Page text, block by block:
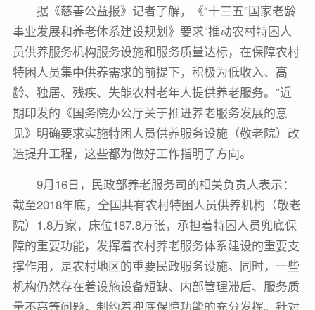
据《慈善公益报》记者了解，《“十三五”国家老龄
事业发展和养老体系建设规划》要求“推动农村特困人
员供养服务机构服务设施和服务质量达标，在保障农村
特困人员集中供养需求的前提下，积极为低收入、高
龄、独居、残疾、失能农村老年人提供养老服务。”近
期印发的《国务院办公厅关于推进养老服务发展的意
见》明确要求实施特困人员供养服务设施（敬老院）改
造提升工程，这些都为做好工作指明了方向。
9月16日，民政部养老服务司的相关负责人表示：
截至2018年底，全国共有农村特困人员供养机构（敬老
院）1.8万家，床位187.8万张，承担着特困人员兜底保
障的重要功能，发挥着农村养老服务体系建设的重要支
撑作用，是农村地区的重要民政服务设施。同时，一些
机构仍然存在着设施设备短缺、内部管理滞后、服务质
量不高等问题，制约着兜底保障功能的充分发挥。针对